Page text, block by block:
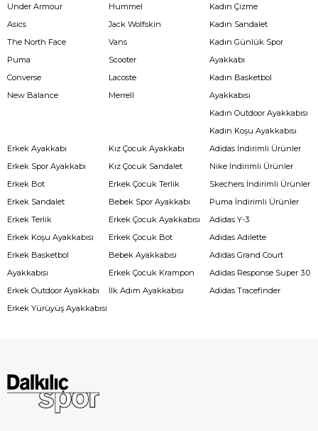
Under Armour
Asics
The North Face
Puma
Converse
New Balance
Hummel
Jack Wolfskin
Vans
Scooter
Lacoste
Merrell
Kadın Çizme
Kadın Sandalet
Kadın Günlük Spor
Ayakkabı
Kadın Basketbol
Ayakkabısı
Kadın Outdoor Ayakkabısı
Kadın Koşu Ayakkabısı
Erkek Ayakkabı
Erkek Spor Ayakkabı
Erkek Bot
Erkek Sandalet
Erkek Terlik
Erkek Koşu Ayakkabısı
Erkek Basketbol
Ayakkabısı
Erkek Outdoor Ayakkabı
Erkek Yürüyüş Ayakkabısı
Kız Çocuk Ayakkabı
Kız Çocuk Sandalet
Erkek Çocuk Terlik
Bebek Spor Ayakkabı
Erkek Çocuk Ayakkabısı
Erkek Çocuk Bot
Bebek Ayakkabısı
Erkek Çocuk Krampon
İlk Adım Ayakkabısı
Adidas İndirimli Ürünler
Nike İndirimli Ürünler
Skechers İndirimli Ürünler
Puma İndirimli Ürünler
Adidas Y-3
Adidas Adilette
Adidas Grand Court
Adidas Response Super 3.0
Adidas Tracefinder